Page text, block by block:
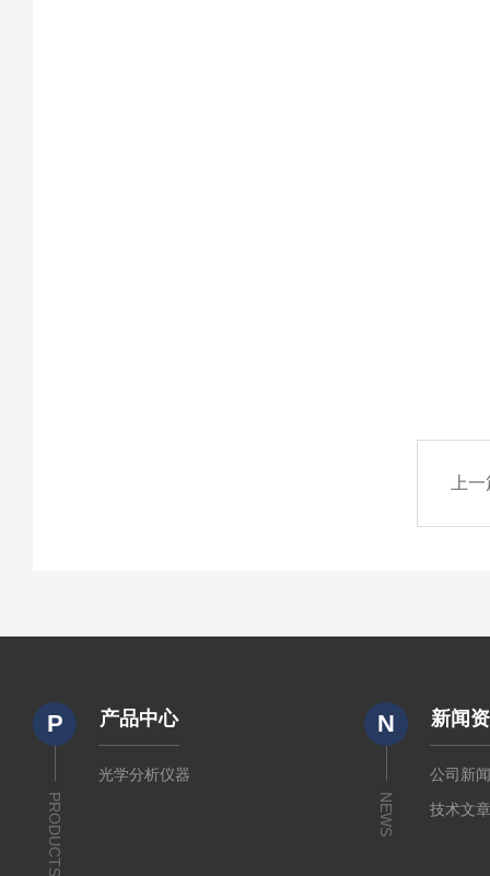
上
P
PRODUCTS
产品中心
光学分析仪器
N
NEWS
新闻
公司新
技术文